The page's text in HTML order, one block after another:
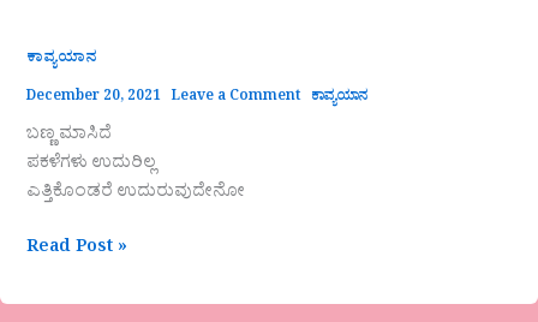
ಕಾವ್ಯಯಾನ
December 20, 2021 Leave a Comment ಕಾವ್ಯಯಾನ
ಬಣ್ಣ ಮಾಸಿದೆ
ಪಕಳೆಗಳು ಉದುರಿಲ್ಲ
ಎತ್ತಿಕೊಂಡರೆ ಉದುರುವುದೇನೋ
Read Post »